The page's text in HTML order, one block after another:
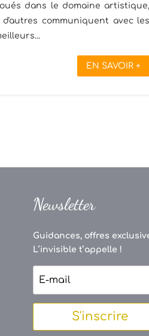
dans le domaine
communiquent avec
EN SAVOIR +
Newsletter
Guidances, offres
L’invisible t’appelle !
S'inscrire